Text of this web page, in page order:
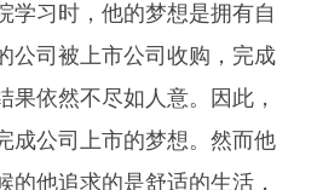
学习时，他的梦想是拥有自
公司被上市公司收购，完成
果依然不尽如人意。因此，
成公司上市的梦想。然而他
的他追求的是舒适的生活，